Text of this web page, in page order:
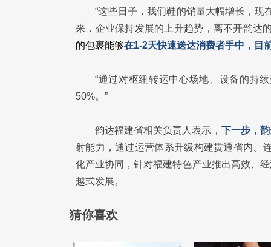
“这些日子，我们鞋的销量大幅增长，现
来，企业保持发展的上升趋势，离不开韵达
的包裹能够在1-2天快速送达消费者手中，目
“通过对枢纽转运中心场地、设备的持
50%。”
韵达福建省相关负责人表示， 下一步，
射能力，通过运营体系升级构建贯通省内、
化产业协同，针对福建特色产业推出高效、
越式发展。
猜你喜欢